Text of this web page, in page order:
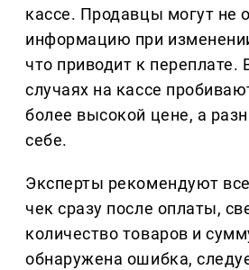
кассе. Продавцы могут не
информацию при
что приводит к переплате.
случаях на кассе
более высокой цене, а
себе.
Эксперты рекомендуют
чек сразу после оплаты,
количество товаров и
обнаружена ошибка,